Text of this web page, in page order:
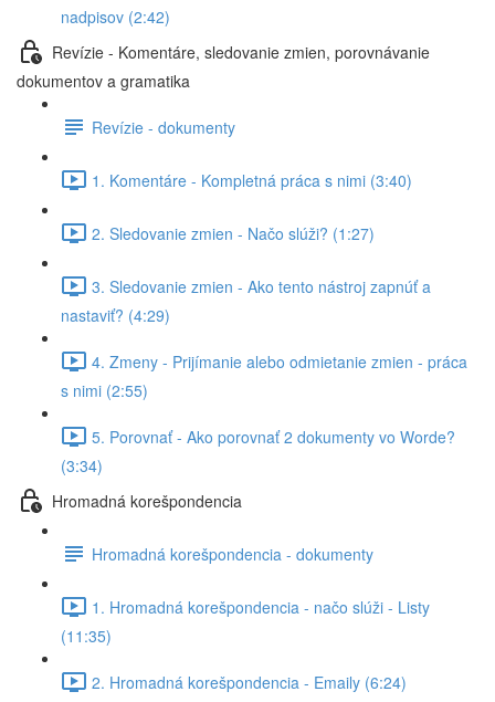
nadpisov (2:42)
Revízie - Komentáre, sledovanie zmien, porovnávanie
dokumentov a gramatika
Revízie - dokumenty
1. Komentáre - Kompletná práca s nimi (3:40)
2. Sledovanie zmien - Načo slúži? (1:27)
3. Sledovanie zmien - Ako tento nástroj zapnúť a
nastaviť? (4:29)
4. Zmeny - Prijímanie alebo odmietanie zmien - práca
s nimi (2:55)
5. Porovnať - Ako porovnať 2 dokumenty vo Worde?
(3:34)
Hromadná korešpondencia
Hromadná korešpondencia - dokumenty
1. Hromadná korešpondencia - načo slúži - Listy
(11:35)
2. Hromadná korešpondencia - Emaily (6:24)